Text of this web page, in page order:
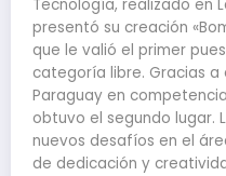
Tecnología, realizado en
presentó su creación
que le valió el primer
categoría libre. Gracias
Paraguay en
obtuvo el segundo lugar.
nuevos desafíos en el
de dedicación y